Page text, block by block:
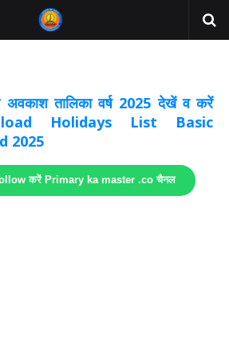
अवकाश तालिका वर्ष 2025 देखें व करें
Holidays List Basic
2025
करें Primary ka master .co चैनल